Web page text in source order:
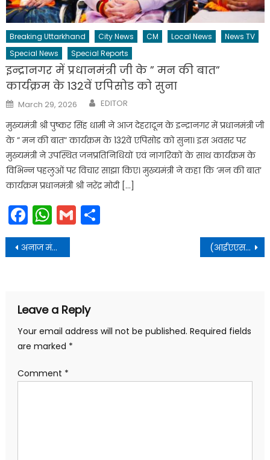
Breaking Uttarkhand City News CM Local News
News TV
Special News
Special Reports
इन्द्रानगर में प्रधानमंत्री जी के ” मन की बात”
कार्यक्रम के 132वें एपिसोड को सुना
Posted
on
March 29, 2026 Author
EDITOR
मुख्यमंत्री श्री पुष्कर सिंह धामी ने आज देहरादून के इन्द्रानगर में प्रधानमंत्री जी
के ” मन की बात” कार्यक्रम के 132वें एपिसोड को सुना। इस अवसर पर
मुख्यमंत्री ने उपस्थित जनप्रतिनिधियों एवं नागरिकों के साथ कार्यक्रम के
विभिन्न पहलुओं पर विचार साझा किए। मुख्यमंत्री ने कहा कि ‘मन की बात’
कार्यक्रम प्रधानमंत्री श्री नरेंद्र मोदी […]
Facebook
WhatsApp
Gmail
Post
navigation
अनाज मंडुवा की भांति झंगोरा के लिए भी एमएसपी (न्यूनतम समर्थन मूल्य) की कार्ययोजना पर कार्य करने के निर्देश दिए (आईएएस) अधिकारियों के अवकाश संबध में आदेश जारी किए
Leave a Reply
Your email address will not be published. Required fields
are marked *
Comment *